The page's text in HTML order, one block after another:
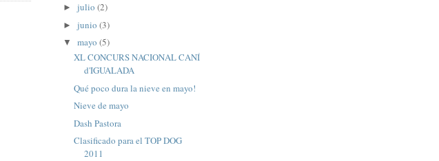
► julio (2)
► junio (3)
▼ mayo (5)
XL CONCURS NACIONAL CANÍ
d'IGUALADA
Qué poco dura la nieve en mayo!
Nieve de mayo
Dash Pastora
Clasificado para el TOP DOG
2011